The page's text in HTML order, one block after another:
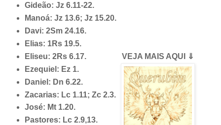
Gideão: Jz 6.11-22.
Manoá: Jz 13.6; Jz 15.20.
Davi: 2Sm 24.16.
Elias: 1Rs 19.5.
Eliseu: 2Rs 6.17.
VEJA MAIS AQUI ⇓
Ezequiel: Ez 1.
Daniel: Dn 6.22.
Zacarias: Lc 1.11; Zc 2.3.
José: Mt 1.20.
Pastores: Lc 2.9,13.